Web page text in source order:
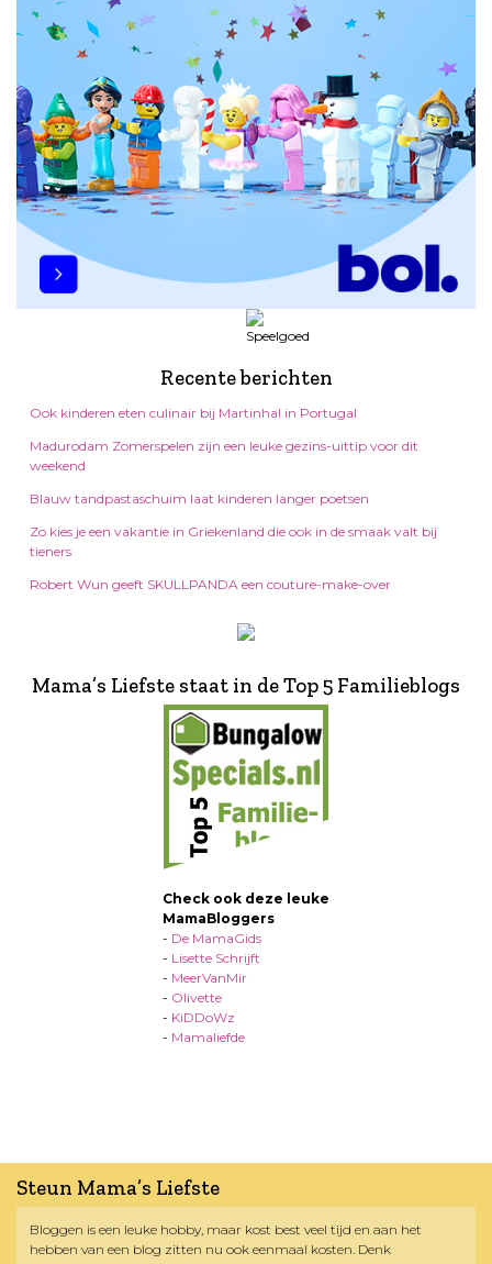
Recente berichten
Ook kinderen eten culinair bij Martinhal in Portugal
Madurodam Zomerspelen zijn een leuke gezins-uittip voor dit
weekend
Blauw tandpastaschuim laat kinderen langer poetsen
Zo kies je een vakantie in Griekenland die ook in de smaak valt bij
tieners
Robert Wun geeft SKULLPANDA een couture-make-over
Mama’s Liefste staat in de Top 5 Familieblogs
Check ook deze leuke
MamaBloggers
- De MamaGids
- Lisette Schrijft
- MeerVanMir
- Olivette
- KiDDoWz
- Mamaliefde
Steun Mama’s Liefste
Bloggen is een leuke hobby, maar kost best veel tijd en aan het
hebben van een blog zitten nu ook eenmaal kosten. Denk